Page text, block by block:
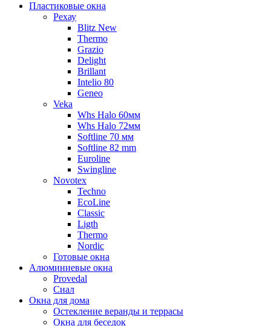
Пластиковые окна
Рехау
Blitz New
Thermo
Grazio
Delight
Brillant
Intelio 80
Geneo
Veka
Whs Halo 60мм
Whs Halo 72мм
Softline 70 мм
Softline 82 mm
Euroline
Swingline
Novotex
Techno
EcoLine
Classic
Ligth
Thermo
Nordic
Готовые окна
Алюминиевые окна
Provedal
Сиал
Окна для дома
Остекление веранды и террасы
Окна для беседок